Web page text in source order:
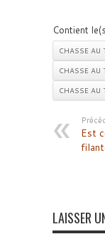
Contient
CHASSE AU
CHASSE AU
CHASSE AU
Est
LAISSER